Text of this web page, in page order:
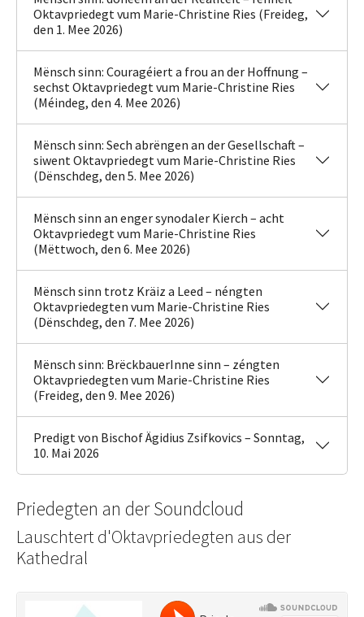
Oktavpriedegt vum Marie-Christine Ries (Freideg,
den 1. Mee 2026)
Mënsch sinn: Couragéiert a frou an der Hoffnung –
sechst Oktavpriedegt vum Marie-Christine Ries
(Méindeg, den 4. Mee 2026)
Mënsch sinn: Sech abrëngen an der Gesellschaft –
siwent Oktavpriedegt vum Marie-Christine Ries
(Dënschdeg, den 5. Mee 2026)
Mënsch sinn an enger synodaler Kierch – acht
Oktavpriedegt vum Marie-Christine Ries
(Mëttwoch, den 6. Mee 2026)
Mënsch sinn trotz Kräiz a Leed – néngten
Oktavpriedegten vum Marie-Christine Ries
(Dënschdeg, den 7. Mee 2026)
Mënsch sinn: BrëckbauerInne sinn – zéngten
Oktavpriedegten vum Marie-Christine Ries
(Freideg, den 9. Mee 2026)
Predigt von Bischof Ägidius Zsifkovics – Sonntag,
10. Mai 2026
Priedegten an der Soundcloud
Lauschtert d'Oktavpriedegten aus der
Kathedral